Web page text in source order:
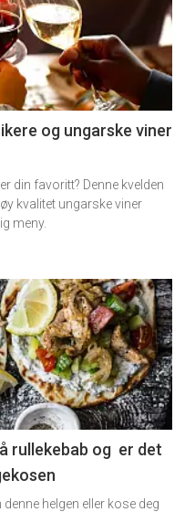
og ungarske viner
din favoritt? Denne kvelden
kvalitet ungarske viner
meny.
rullekebab og er det
helgen eller kose deg